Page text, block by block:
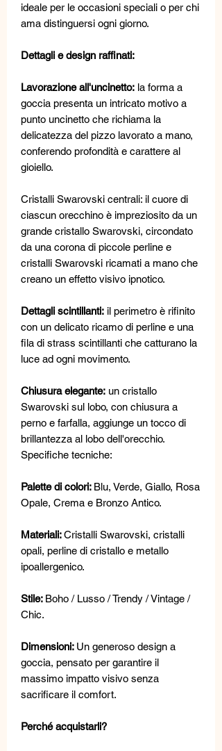
ideale per le occasioni speciali o per chi
ama distinguersi ogni giorno.
Dettagli e design raffinati:
Lavorazione all'uncinetto: la forma a
goccia presenta un intricato motivo a
punto uncinetto che richiama la
delicatezza del pizzo lavorato a mano,
conferendo profondità e carattere al
gioiello.
Cristalli Swarovski centrali: il cuore di
ciascun orecchino è impreziosito da un
grande cristallo Swarovski, circondato
da una corona di piccole perline e
cristalli Swarovski ricamati a mano che
creano un effetto visivo ipnotico.
Dettagli scintillanti: il perimetro è rifinito
con un delicato ricamo di perline e una
fila di strass scintillanti che catturano la
luce ad ogni movimento.
Chiusura elegante: un cristallo
Swarovski sul lobo, con chiusura a
perno e farfalla, aggiunge un tocco di
brillantezza al lobo dell'orecchio.
Specifiche tecniche:
Palette di colori: Blu, Verde, Giallo, Rosa
Opale, Crema e Bronzo Antico.
Materiali:Cristalli Swarovski, cristalli
opali, perline di cristallo e metallo
ipoallergenico.
Stile: Boho / Lusso / Trendy / Vintage /
Chic.
Dimensioni: Un generoso design a
goccia, pensato per garantire il
massimo impatto visivo senza
sacrificare il comfort.
Perché acquistarli?